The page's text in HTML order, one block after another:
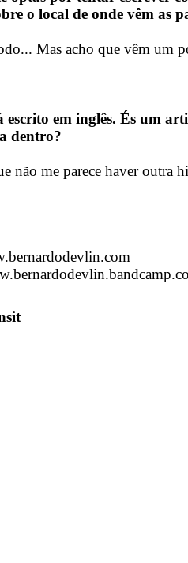
o local de onde vêm as
Mas acho que vêm um
escrito em inglês. És um
dentro?
não me parece haver outra